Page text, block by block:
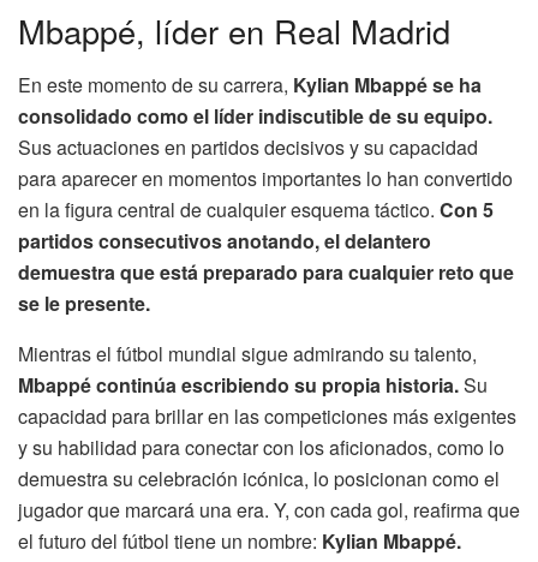
Mbappé, líder en Real Madrid
En este momento de su carrera, Kylian Mbappé se ha
consolidado como el líder indiscutible de su equipo.
Sus actuaciones en partidos decisivos y su capacidad
para aparecer en momentos importantes lo han convertido
en la figura central de cualquier esquema táctico. Con 5
partidos consecutivos anotando, el delantero
demuestra que está preparado para cualquier reto que
se le presente.
Mientras el fútbol mundial sigue admirando su talento,
Mbappé continúa escribiendo su propia historia.Su
capacidad para brillar en las competiciones más exigentes
y su habilidad para conectar con los aficionados, como lo
demuestra su celebración icónica, lo posicionan como el
jugador que marcará una era. Y, con cada gol, reafirma que
el futuro del fútbol tiene un nombre: Kylian Mbappé.